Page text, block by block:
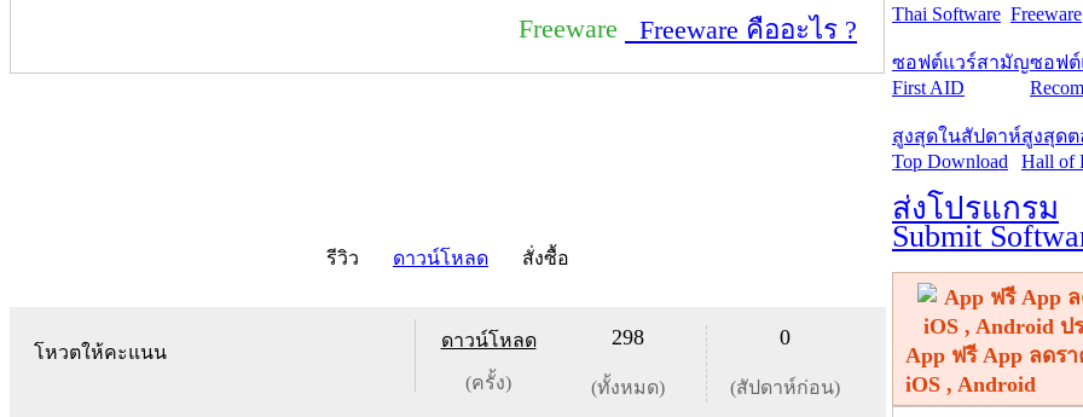
Freeware Freeware คืออะไร ?
รีวิว ดาวน์โหลด สั่งซื้อ
โหวตให้คะแนน
ดาวน์โหลด
(ครั้ง)
298
(ทั้งหมด)
0
(สัปดาห์ก่อน)
Thai Software Freeware
ซอฟต์แวร์สามัญ
First AID
ซอฟต์
สูงสุดในสัปดาห์
Top Download
สูงสุด
Hall of
ส่งโปรแกรม
Submit
App ฟรี App ลดร
iOS , Android